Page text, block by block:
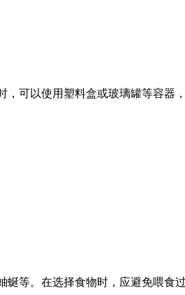
可以使用塑料盒或玻璃罐等容器
等。在选择食物时，应避免喂食